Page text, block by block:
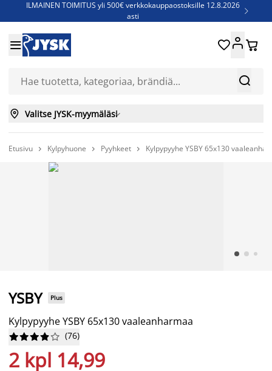
ILMAINEN TOIMITUS yli 500€ verkkokauppaostoksille 12.8.2026
asti

Jenkkisänkyjä - Säästä jopa 60%


 
 Valitse JYSK-myymäläsi
Etusivu  Kylpyhuone  Pyyhkeet  Kylpypyyhe YSBY 65x130
YSBY Plus
Kylpypyyhe YSBY 65x130 vaaleanharmaa





 (76)
2 kpl 14,99